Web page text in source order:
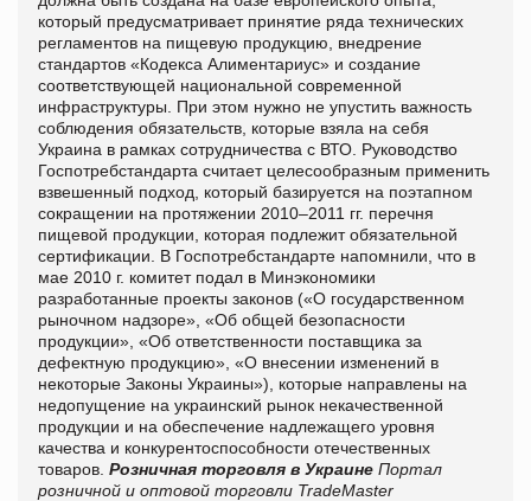
который предусматривает принятие ряда технических
регламентов на пищевую продукцию, внедрение
стандартов «Кодекса Алиментариус» и создание
соответствующей национальной современной
инфраструктуры. При этом нужно не упустить важность
соблюдения обязательств, которые взяла на себя
Украина в рамках сотрудничества с ВТО. Руководство
Госпотребстандарта считает целесообразным применить
взвешенный подход, который базируется на поэтапном
сокращении на протяжении 2010–2011 гг. перечня
пищевой продукции, которая подлежит обязательной
сертификации. В Госпотребстандарте напомнили, что в
мае 2010 г. комитет подал в Минэкономики
разработанные проекты законов («О государственном
рыночном надзоре», «Об общей безопасности
продукции», «Об ответственности поставщика за
дефектную продукцию», «О внесении изменений в
некоторые Законы Украины»), которые направлены на
недопущение на украинский рынок некачественной
продукции и на обеспечение надлежащего уровня
качества и конкурентоспособности отечественных
товаров. Розничная торговля в Украине Портал
розничной и оптовой торговли TradeMaster